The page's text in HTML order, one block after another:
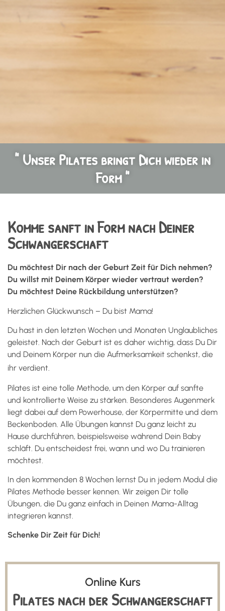
" Unser Pilates bringt Dich wieder in
Form "
Komme sanft in Form nach Deiner
Schwangerschaft
Du möchtest Dir nach der Geburt Zeit für Dich nehmen?
Du willst mit Deinem Körper wieder vertraut werden?
Du möchtest Deine Rückbildung unterstützen?
Herzlichen Glückwunsch – Du bist Mama!
Du hast in den letzten Wochen und Monaten Unglaubliches
geleistet. Nach der Geburt ist es daher wichtig, dass Du Dir
und Deinem Körper nun die Aufmerksamkeit schenkst, die
ihr verdient.
Pilates ist eine tolle Methode, um den Körper auf sanfte
und kontrollierte Weise zu stärken. Besonderes Augenmerk
liegt dabei auf dem Powerhouse, der Körpermitte und dem
Beckenboden. Alle Übungen kannst Du ganz leicht zu
Hause durchführen, beispielsweise während Dein Baby
schläft. Du entscheidest frei, wann und wo Du trainieren
möchtest.
In den kommenden 8 Wochen lernst Du in jedem Modul die
Pilates Methode besser kennen. Wir zeigen Dir tolle
Übungen, die Du ganz einfach in Deinen Mama-Alltag
integrieren kannst.
Schenke Dir Zeit für Dich!
Online Kurs
Pilates nach der Schwangerschaft